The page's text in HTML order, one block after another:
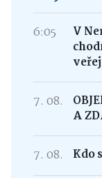
6:05
V
7. 08.
A
7. 08. Kdo